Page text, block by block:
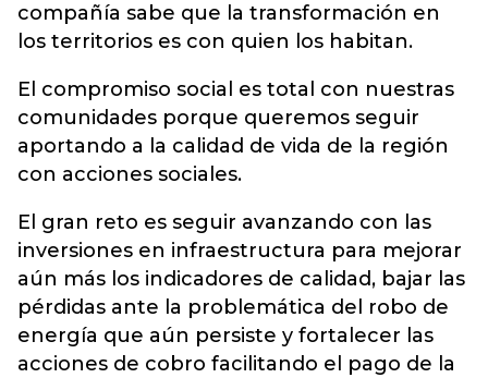
compañía sabe que la transformación en
los territorios es con quien los habitan.
El compromiso social es total con nuestras
comunidades porque queremos seguir
aportando a la calidad de vida de la región
con acciones sociales.
El gran reto es seguir avanzando con las
inversiones en infraestructura para mejorar
aún más los indicadores de calidad, bajar las
pérdidas ante la problemática del robo de
energía que aún persiste y fortalecer las
acciones de cobro facilitando el pago de la